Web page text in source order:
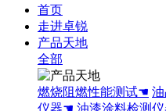
首页
走进卓锐
产品天地
全部
燃烧阻燃性能测试☚
仪器☚ 油漆涂料检测